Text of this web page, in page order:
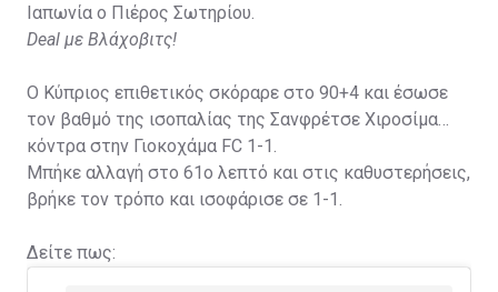
Ιαπωνία ο Πιέρος Σωτηρίου.
Deal με Βλάχοβιτς!
Ο Κύπριος επιθετικός σκόραρε στο 90+4 και έσωσε
τον βαθμό της ισοπαλίας της Σανφρέτσε Χιροσίμα
κόντρα στην Γιοκοχάμα FC 1-1.
Μπήκε αλλαγή στο 61ο λεπτό και στις καθυστερήσεις,
βρήκε τον τρόπο και ισοφάρισε σε 1-1.
Δείτε πως: